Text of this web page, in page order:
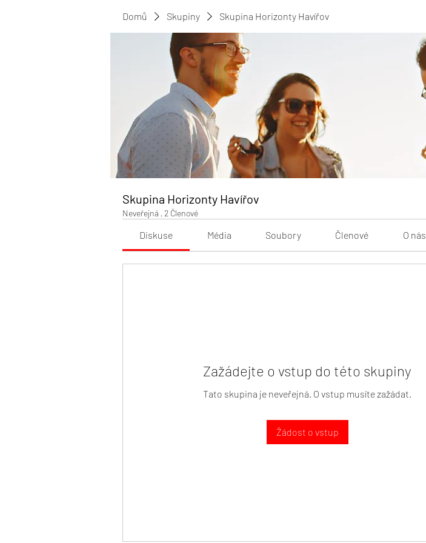
Domů Skupiny Skupina Horizonty Havířov
Skupina Horizonty Havířov
Neveřejná · 2 Členové
Diskuse Média Soubory Členové O nás
Zažádejte o vstup do této skupiny
Tato skupina je neveřejná. O vstup musíte zažádat.
Žádost o vstup